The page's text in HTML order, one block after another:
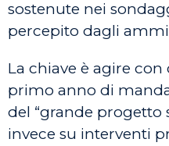
sostenute nei
percepito dagli
La chiave è agire
primo anno di
del “grande progetto
invece su interventi